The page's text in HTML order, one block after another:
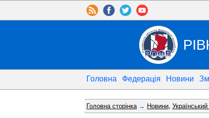
Головна Федерація Новини
Головна сторінка→ Новини,